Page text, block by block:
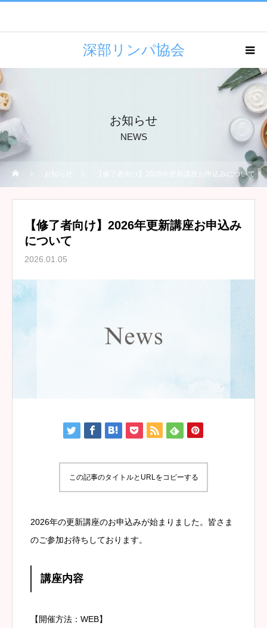
深部リンパ協会
お知らせ
NEWS
【修了者向け】2026年更新講座お申込みについて
【修了者向け】2026年更新講座お申込み
について
2026.01.05
この記事のタイトルとURLをコピーする
2026年の更新講座のお申込みが始まりました。皆さま
のご参加お待ちしております。
講座内容
【開催方法：WEB】